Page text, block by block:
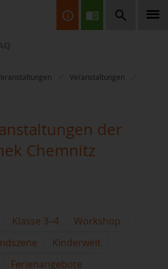
CDs & DVDs, Spiele, BluRays,
Veranstaltungen
der
Chemnitz
Klasse 3–4
Workshop
Kinderwelt
Ferienangebote